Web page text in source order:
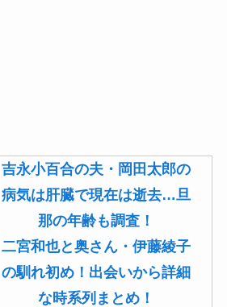
吉永小百合の夫・岡田太郎の
病気は肝臓で現在は逝去…旦
那の年齢も調査！
二宮和也と奥さん・伊藤綾子
の馴れ初め！出会いから詳細
な時系列まとめ！